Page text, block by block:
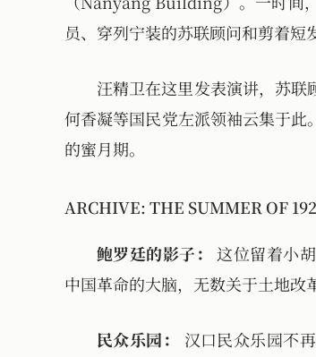
员、穿列宁装的苏联顾问和剪着短
汪精卫在这里发表演讲，苏
何香凝等国民党左派领袖云集于
的蜜月期。
ARCHIVE: THE SUMMER OF
鲍罗廷的影子：
这位留着小
中国革命的大脑，无数关于土地改
民众乐园：
汉口民众乐园不